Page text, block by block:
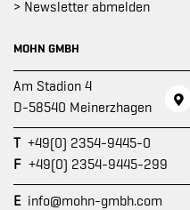
> Newsletter abmelden
MOHN GMBH
Am Stadion 4
D-58540 Meinerzhagen
T +49(0) 2354-9445-0
F +49(0) 2354-9445-299
E info@mohn-gmbh.com